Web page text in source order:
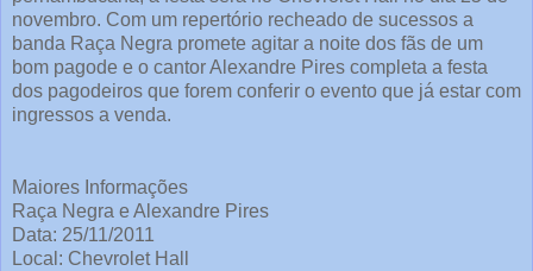
novembro. Com um repertório recheado de sucessos a
banda Raça Negra promete agitar a noite dos fãs de um
bom pagode e o cantor Alexandre Pires completa a festa
dos pagodeiros que forem conferir o evento que já estar com
ingressos a venda.
Maiores Informações
Raça Negra e Alexandre Pires
Data: 25/11/2011
Local: Chevrolet Hall